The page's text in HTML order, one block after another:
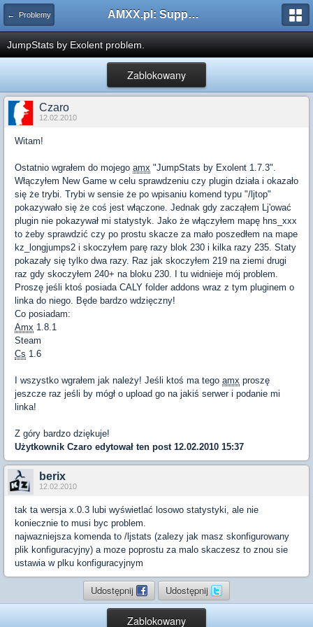
← Problemy AMXX.pl: Support AMX Mod X i SourceMod
JumpStats by Exolent problem.
Zablokowany
Czaro
12.02.2010
Witam!
Ostatnio wgrałem do mojego amx "JumpStats by Exolent 1.7.3".
Włączyłem New Game w celu sprawdzeniu czy plugin działa i okazało
się że trybi. Trybi w sensie że po wpisaniu komend typu "/ljtop"
pokazywało się że coś jest włączone. Jednak gdy zacząłem Lj'ować
plugin nie pokazywał mi statystyk. Jako że włączyłem mapę hns_xxx
to żeby sprawdzić czy po prostu skacze za mało poszedłem na mape
kz_longjumps2 i skoczyłem parę razy blok 230 i kilka razy 235. Staty
pokazały się tylko dwa razy. Raz jak skoczyłem 219 na ziemi drugi
raz gdy skoczyłem 240+ na bloku 230. I tu widnieje mój problem.
Proszę jeśli ktoś posiada CALY folder addons wraz z tym pluginem o
linka do niego. Będe bardzo wdzięczny!
Co posiadam:
Amx 1.8.1
Steam
Cs 1.6
I wszystko wgrałem jak należy! Jeśli ktoś ma tego amx proszę
jeszcze raz jeśli by mógł o upload go na jakiś serwer i podanie mi
linka!
Z góry bardzo dziękuje!
Użytkownik Czaro edytował ten post 12.02.2010 15:37
berix
12.02.2010
tak ta wersja x.0.3 lubi wyświetlać losowo statystyki, ale nie
koniecznie to musi byc problem.
najwazniejsza komenda to /ljstats (zalezy jak masz skonfigurowany
plik konfiguracyjny) a moze poprostu za malo skaczesz to znou sie
ustawia w plku konfiguracyjnym
Udostępnij Udostępnij
Zablokowany